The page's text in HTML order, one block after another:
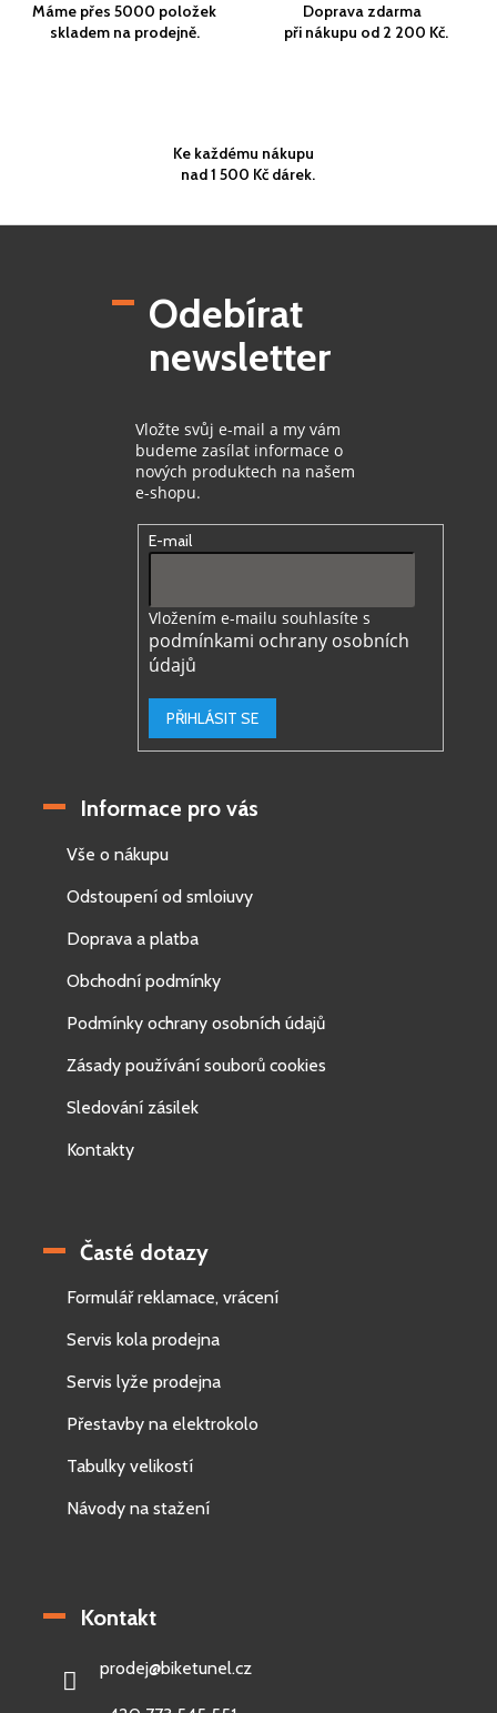
Máme přes 5000 položek
skladem na prodejně.
Doprava zdarma
při nákupu od 2 200 Kč.
Ke každému nákupu
nad 1 500 Kč dárek.
Odebírat
newsletter
Vložte svůj e-mail a my vám
budeme zasílat informace o
nových produktech na našem
e-shopu.
E-mail
Vložením e-mailu souhlasíte s
podmínkami ochrany osobních
údajů
PŘIHLÁSIT SE
Informace pro vás
Vše o nákupu
Odstoupení od smloiuvy
Doprava a platba
Obchodní podmínky
Podmínky ochrany osobních údajů
Zásady používání souborů cookies
Sledování zásilek
Kontakty
Časté dotazy
Formulář reklamace, vrácení
Servis kola prodejna
Servis lyže prodejna
Přestavby na elektrokolo
Tabulky velikostí
Návody na stažení
Kontakt
prodej@biketunel.cz